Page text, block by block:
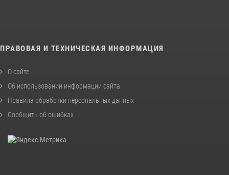
ПРАВОВАЯ И ТЕХНИЧЕСКАЯ ИНФОРМАЦИЯ
О сайте
Об использовании информации сайта
Правила обработки персональных данных
Сообщить об ошибках